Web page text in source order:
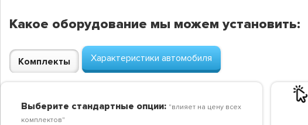
Какое оборудование мы можем установить:
Комплекты Характеристики автомобиля
Выберите стандартные опции: "влияет на цену всех
комплектов"